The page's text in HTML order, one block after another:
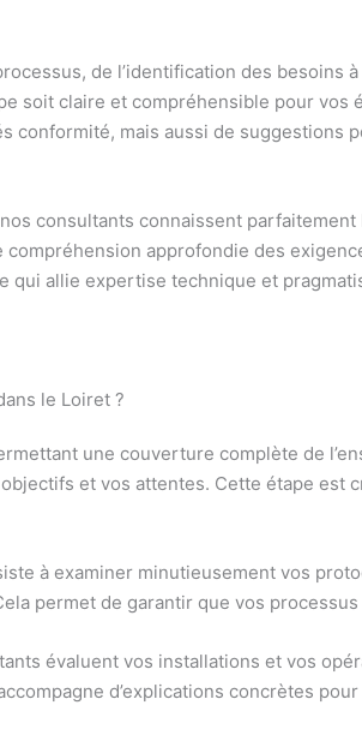
de l’identification des besoins
soit claire et compréhensible pour vos
conformité, mais aussi de suggestions
consultants connaissent
approfondie des
qui allie expertise technique et
le Loiret ?
une couverture complète de
et vos attentes. Cette étape est
à examiner minutieusement vos
permet de garantir que vos
évaluent vos installations et vos
d’explications concrètes